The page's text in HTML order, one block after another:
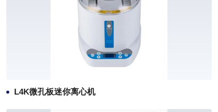
L4K微孔板迷你离心机